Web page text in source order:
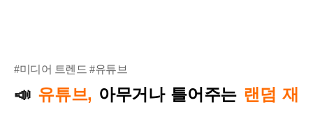
#미디어 트렌드 #유튜브
📣 유튜브, 아무거나 틀어주는랜덤 재